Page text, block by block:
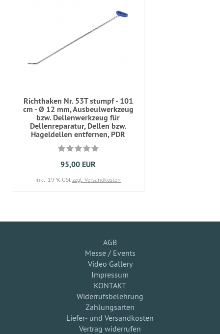
Richthaken Nr. 53T stumpf - 101
cm - Ø 12 mm, Ausbeulwerkzeug
bzw. Dellenwerkzeug für
Dellenreparatur, Dellen bzw.
Hageldellen entfernen, PDR
95,00 EUR
inkl. 19 % USt zzgl. Versandkosten
AGB
Messe / Events
Video Gallery
Impressum
KONTAKT
Widerrufsbelehrung
Zahlungsarten
Liefer- und Versandkosten
Vertrag widerrufen